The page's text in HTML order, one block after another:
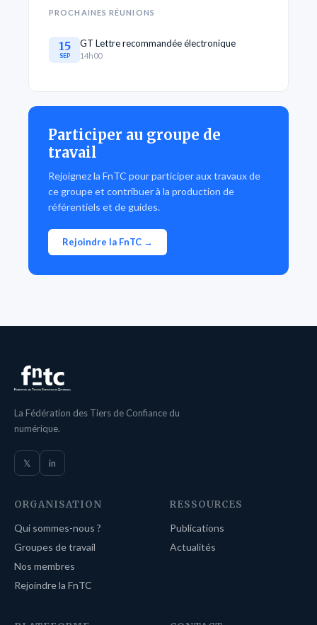
PROCHAINES RÉUNIONS
15
SEP
GT Lettre recommandée électronique
14h00
Participer au groupe de
travail
Rejoignez la FnTC pour participer aux travaux de
ce groupe et contribuer à la production de
référentiels et de guides.
Rejoindre la FnTC →
La Fédération des Tiers de Confiance du
numérique.
𝕏 in
ORGANISATION
Qui sommes-nous ?
Groupes de travail
Nos membres
Rejoindre la FnTC
RESSOURCES
Publications
Actualités